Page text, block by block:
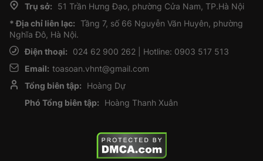
Trụ sở:
51 Trần Hưng Đạo, phường Cửa Nam, TP.Hà Nội
* Địa chỉ liên lạc: Tầng 7, số 66 Nguyễn Văn Huyên, phường
Nghĩa Đô, Hà Nội.
Điện thoại:
024 62 900 262 | Hotline: 0903 517 513
Email: toasoan.vhnt@gmail.com
Tổng biên tập:
Hoàng Dự
Phó Tổng biên tập:
Hoàng Thanh Xuân